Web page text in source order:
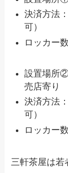
決済方法
可）
ロッカー
設置場所
売店寄り
決済方法
可）
ロッカー
三軒茶屋は若